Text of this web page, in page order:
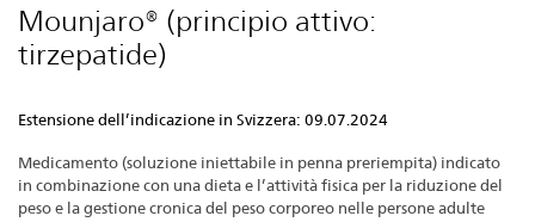
di
omologazione
Mounjaro®
Mounjaro® (principio attivo:
tirzepatide)
Estensione dell’indicazione in Svizzera: 09.07.2024
Medicamento (soluzione iniettabile in penna preriempita) indicato
in combinazione con una dieta e l’attività fisica per la riduzione del
peso e la gestione cronica del peso corporeo nelle persone adulte